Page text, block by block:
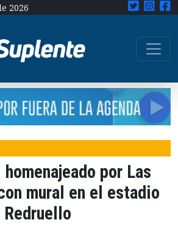
2026
por Las
mural en el estadio
Redruello